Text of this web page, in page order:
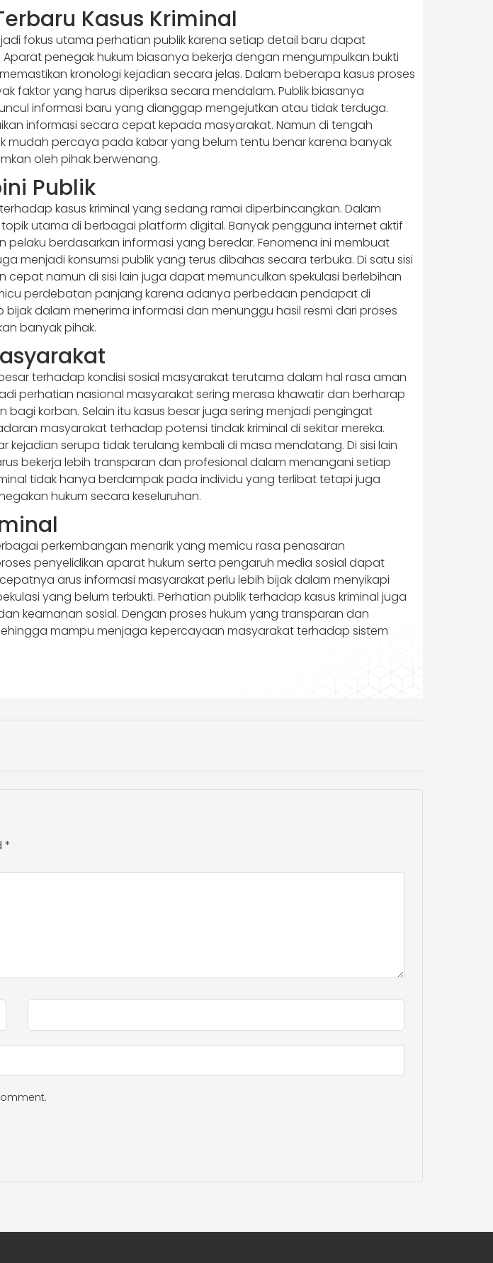
Kasus Kriminal
fokus utama perhatian publik karena setiap detail baru dapat
penegak hukum biasanya bekerja dengan mengumpulkan bukti
kronologi kejadian secara jelas. Dalam beberapa kasus proses
faktor yang harus diperiksa secara mendalam. Publik biasanya
informasi baru yang dianggap mengejutkan atau tidak terduga.
informasi secara cepat kepada masyarakat. Namun di tengah
mudah percaya pada kabar yang belum tentu benar karena banyak
oleh pihak berwenang.
Publik
kasus kriminal yang sedang ramai diperbincangkan. Dalam
utama di berbagai platform digital. Banyak pengguna internet aktif
berdasarkan informasi yang beredar. Fenomena ini membuat
menjadi konsumsi publik yang terus dibahas secara terbuka. Di satu sisi
namun di sisi lain juga dapat memunculkan spekulasi berlebihan
perdebatan panjang karena adanya perbedaan pendapat di
dalam menerima informasi dan menunggu hasil resmi dari proses
banyak pihak.
terhadap kondisi sosial masyarakat terutama dalam hal rasa aman
perhatian nasional masyarakat sering merasa khawatir dan berharap
korban. Selain itu kasus besar juga sering menjadi pengingat
masyarakat terhadap potensi tindak kriminal di sekitar mereka.
serupa tidak terulang kembali di masa mendatang. Di sisi lain
bekerja lebih transparan dan profesional dalam menangani setiap
tidak hanya berdampak pada individu yang terlibat tetapi juga
hukum secara keseluruhan.
perkembangan menarik yang memicu rasa penasaran
penyelidikan aparat hukum serta pengaruh media sosial dapat
arus informasi masyarakat perlu lebih bijak dalam menyikapi
yang belum terbukti. Perhatian publik terhadap kasus kriminal juga
keamanan sosial. Dengan proses hukum yang transparan dan
mampu menjaga kepercayaan masyarakat terhadap sistem
*